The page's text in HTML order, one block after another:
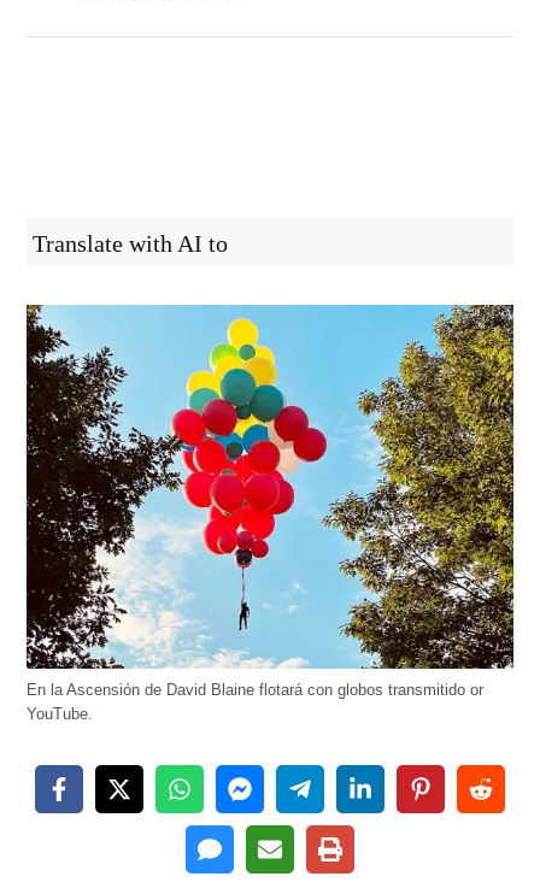
Translate with AI to
En la Ascensión de David Blaine flotará con globos transmitido or
YouTube.